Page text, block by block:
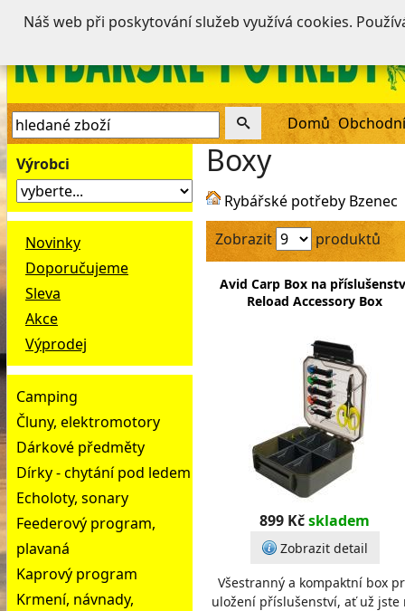
Domů
Výrobci
Novinky
Doporučujeme
Sleva
Akce
Výprodej
Camping
Čluny, elektromotory
Dárkové předměty
Dírky - chytání pod ledem
Echoloty, sonary
Feederový program,
plavaná
Kaprový program
Krmení, návnady,
Boxy
Rybářské potřeby Bzenec
Zobrazit
produktů
Avid Carp Box na
Reload Accessory Box
899 Kčskladem
Zobrazit detail
Všestranný a kompaktní box
uložení příslušenství, ať už jste
Náš web při poskytování služeb využívá cookies.